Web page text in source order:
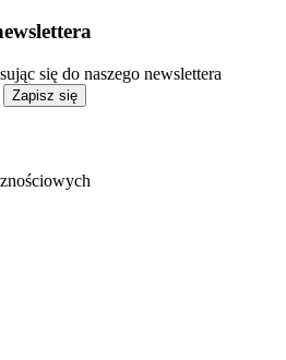
się do naszego newslettera
Zapisz się